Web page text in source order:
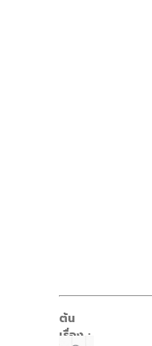
ต้น
เรื่อง :